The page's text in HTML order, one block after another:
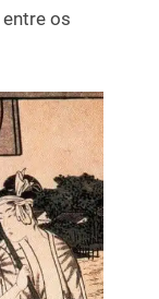
os